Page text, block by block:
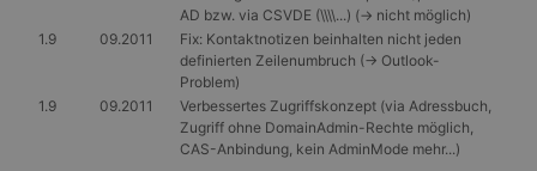
AD bzw. via CSVDE (\\\\...) (-> nicht möglich)
1.9
09.2011
Fix: Kontaktnotizen beinhalten nicht jeden
definierten Zeilenumbruch (-> Outlook-
Problem)
1.9
09.2011
Verbessertes Zugriffskonzept (via Adressbuch,
Zugriff ohne DomainAdmin-Rechte möglich,
CAS-Anbindung, kein AdminMode mehr...)